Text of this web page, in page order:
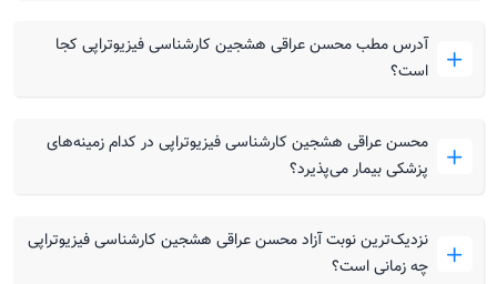
آدرس مطب محسن عراقی هشجین کارشناسی فیزیوتراپی کجا
است؟
محسن عراقی هشجین کارشناسی فیزیوتراپی در کدام زمینه‌های
پزشکی بیمار می‌پذیرد؟
نزدیک‌ترین نوبت آزاد محسن عراقی هشجین کارشناسی فیزیوتراپی
چه زمانی است؟